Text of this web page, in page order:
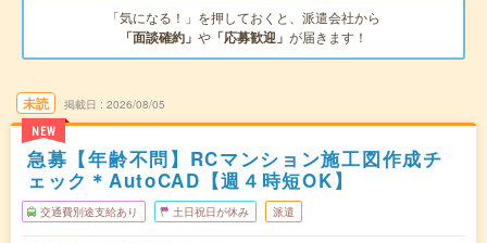
「気になる！」を押しておくと、派遣会社から
「面談確約」 や 「応募歓迎」 が届きます！
未読
NEW
掲載日 2026/08/05
急募【年齢不問】RCマンション施工図作成チ
ェック＊AutoCAD【週４時短OK】
交通費別途支給あり 土日祝日が休み 派遣